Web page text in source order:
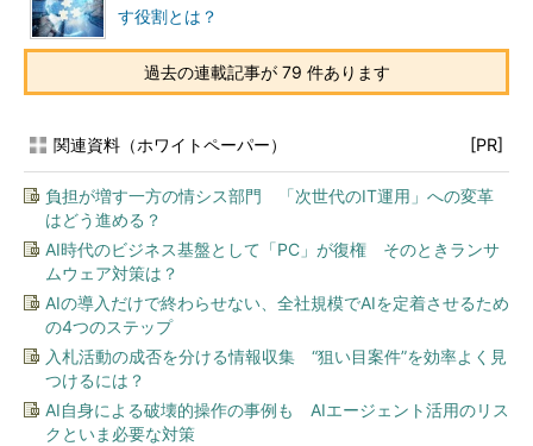
す役割とは？
過去の連載記事が 79 件あります
関連資料（ホワイトペーパー） [PR]
負担が増す一方の情シス部門 「次世代のIT運用」への変革
はどう進める？
AI時代のビジネス基盤として「PC」が復権 そのときランサ
ムウェア対策は？
AIの導入だけで終わらせない、全社規模でAIを定着させるため
の4つのステップ
入札活動の成否を分ける情報収集 “狙い目案件”を効率よく見
つけるには？
AI自身による破壊的操作の事例も AIエージェント活用のリス
クといま必要な対策